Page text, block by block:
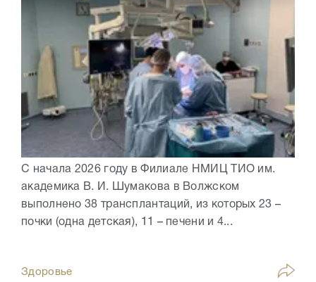
С начала 2026 году в Филиале НМИЦ ТИО им.
академика В. И. Шумакова в Волжском
выполнено 38 трансплантаций, из которых 23 –
почки (одна детская), 11 – печени и 4...
Здоровье